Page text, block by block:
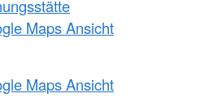
Maps Ansicht
Maps Ansicht